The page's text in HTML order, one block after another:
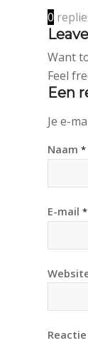
0
Want
Feel
Een
Je e-
Naam *
E-mail *
Reactie